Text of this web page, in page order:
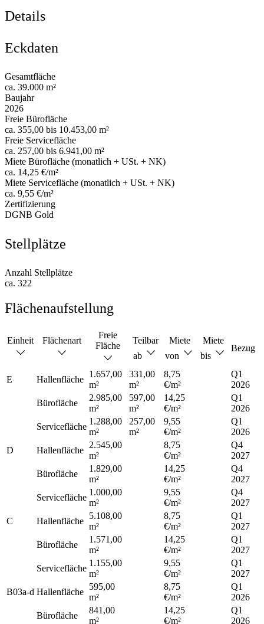
Details
Eckdaten
Gesamtfläche
ca. 39.000 m²
Baujahr
2026
Freie Bürofläche
ca. 355,00 bis 10.453,00 m²
Freie Servicefläche
ca. 257,00 bis 6.941,00 m²
Miete Bürofläche (monatlich + USt. + NK)
ca. 14,25 €/m²
Miete Servicefläche (monatlich + USt. + NK)
ca. 9,55 €/m²
Zertifizierung
DGNB Gold
Stellplätze
Anzahl Stellplätze
ca. 322
Flächenaufstellung
Einheit Flächenart
Freie
Fläche
Teilbar
ab
Miete
von
Miete
bis
Bezug
E Hallenfläche
1.657,00
m²
331,00
m²
8,75
€/m²
Q1
2026
Bürofläche
2.985,00
m²
597,00
m²
14,25
€/m²
Q1
2026
Servicefläche
1.288,00
m²
257,00
m²
9,55
€/m²
Q1
2026
D
Hallenfläche
2.545,00
m²
8,75
€/m²
Q4
2027
Bürofläche
1.829,00
m²
14,25
€/m²
Q4
2027
Servicefläche
1.000,00
m²
9,55
€/m²
Q4
2027
C
Hallenfläche
5.108,00
m²
8,75
€/m²
Q1
2027
Bürofläche
1.571,00
m²
14,25
€/m²
Q1
2027
Servicefläche
1.155,00
m²
9,55
€/m²
Q1
2027
B03a-d Hallenfläche
595,00
m²
8,75
€/m²
Q1
2026
Bürofläche
841,00
m²
14,25
€/m²
Q1
2026